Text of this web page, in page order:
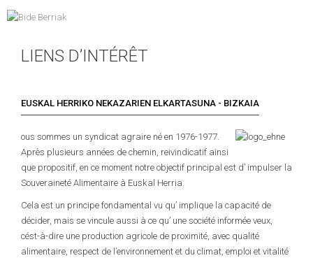
LIENS D’INTÉRÊT
EUSKAL HERRIKO NEKAZARIEN ELKARTASUNA - BIZKAIA
ous sommes un syndicat agraire né en 1976-1977.
Après plusieurs années de chemin, reivindicatif ainsi
que propositif, en ce moment notre objectif principal est d’ impulser la
Souveraineté Alimentaire à Euskal Herria.
Cela est un principe fondamental vu qu’ implique la capacité de
décider, mais se vincule aussi à ce qu’ une société informée veux,
cést-à-dire une production agricole de proximité, avec qualité
alimentaire, respect de l’environnement et du climat, emploi et vitalité